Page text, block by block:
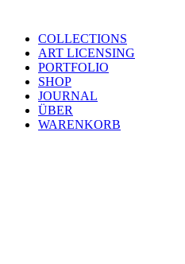
COLLECTIONS
ART LICENSING
PORTFOLIO
SHOP
JOURNAL
ÜBER
WARENKORB